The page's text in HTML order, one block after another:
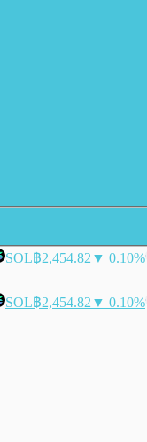
SOL฿2,454.82 ▼ 0.10%
SOL฿2,454.82 ▼ 0.10%